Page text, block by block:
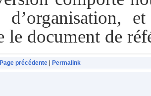
Page précédente Permalink